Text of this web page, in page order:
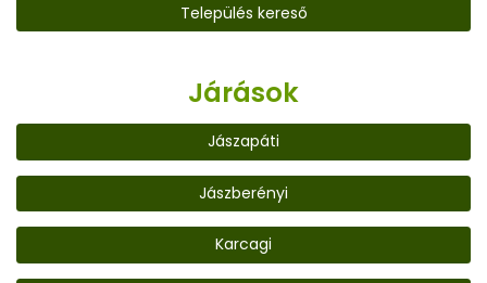
Település kereső
Járások
Jászapáti
Jászberényi
Karcagi